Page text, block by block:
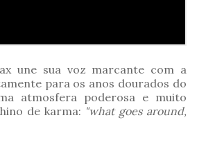
une sua voz marcante com a
para os anos dourados do
atmosfera poderosa e muito
de karma: "what goes around,